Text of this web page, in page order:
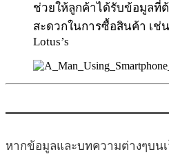
ช่วยให้ลูกค้าได้รับข้อมูลที่
สะดวกในการซื้อสินค้า เช่น
Lotus’s
หากข้อมูลและบทความต่างๆบ